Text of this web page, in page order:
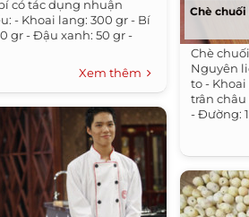
có tác dụng nhuận
- Khoai lang: 300 gr - Bí
gr - Đậu xanh: 50 gr -
Xem thêm
Chè
Chè
Nguyên
to -
trân châu
- Đường: